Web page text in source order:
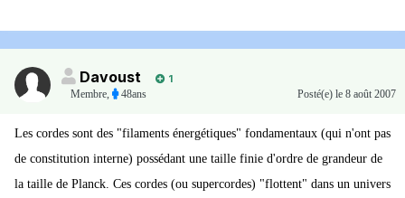
Davoust
1
Membre
48ans Posté(e) le 8 août 2007
Les cordes sont des "filaments énergétiques" fondamentaux (qui n'ont pas
de constitution interne) possédant une taille finie d'ordre de grandeur de
la taille de Planck. Ces cordes (ou supercordes) "flottent" dans un univers